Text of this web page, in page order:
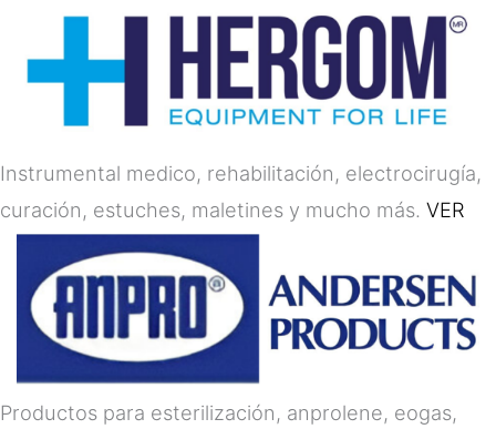
Instrumental medico, rehabilitación, electrocirugía,
curación, estuches, maletines y mucho más. VER
Productos para esterilización, anprolene, eogas,